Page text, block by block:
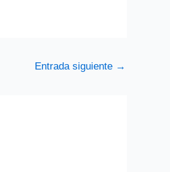
Entrada siguiente →